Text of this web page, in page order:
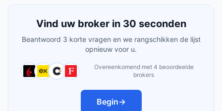
Vind uw broker in 30 seconden
Beantwoord 3 korte vragen en we rangschikken de lijst
opnieuw voor u.
Overeenkomend met 4 beoordeelde
brokers
Begin→